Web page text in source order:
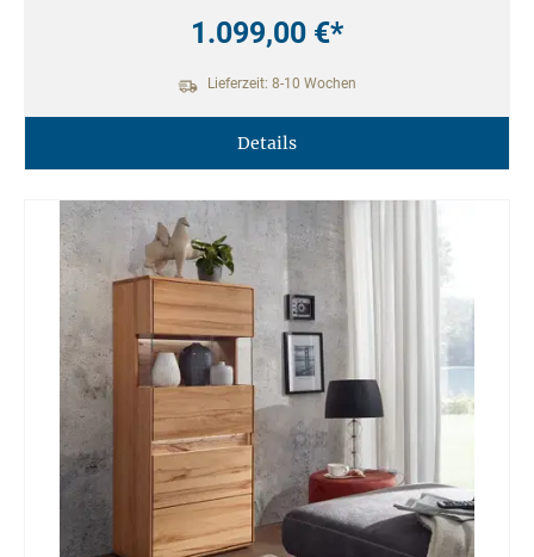
1.099,00 €*
Lieferzeit: 8-10 Wochen
Details